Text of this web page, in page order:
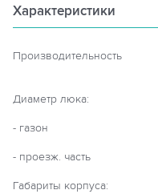
Характеристики
Производительность
Диаметр люка:
- газон
- проезж. часть
Габариты корпуса: